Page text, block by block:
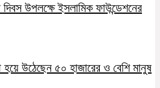
উপলক্ষে ইসলামিক ফাউন্ডেশনের
উঠেছেন ৫০ হাজারের ও বেশি মানুষ